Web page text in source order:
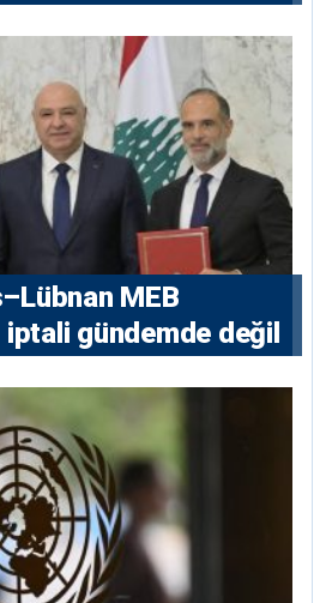
olayı ortaya
MEB
iptali gündemde değil